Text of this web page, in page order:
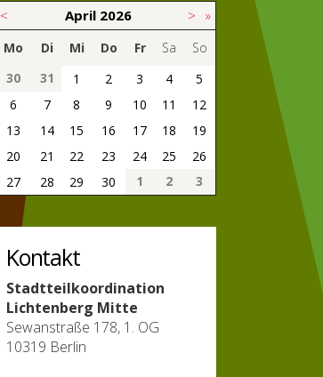
< April 2026 > »
Mo Di Mi Do Fr Sa
So
30
31 1 2 3 4
5
6
7 8 9 10 11
12
13
14 15 16 17 18
19
20
21 22 23 24 25
26
27
28 29 30 1 2 3
Kontakt
Stadtteilkoordination
Lichtenberg Mitte
Sewanstraße 178, 1. OG
10319 Berlin